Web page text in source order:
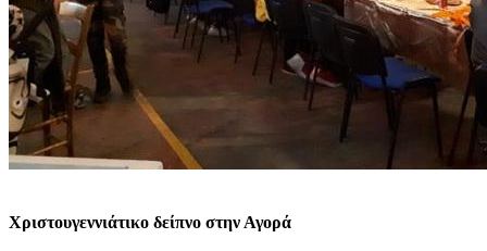
Χριστουγεννιάτικο δείπνο στην Αγορά